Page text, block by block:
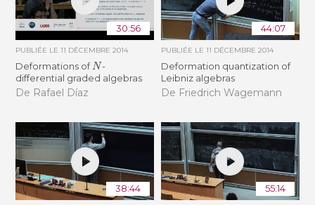
30:56
PUBLIÉE LE11 DÉCEMBRE 2014
Deformations of N-
differential graded algebras
De Rafael Díaz
44:07
PUBLIÉE LE 11 DÉCEMBRE 2014
Deformation quantization of
Leibniz algebras
De Friedrich Wagemann
38:44 55:14